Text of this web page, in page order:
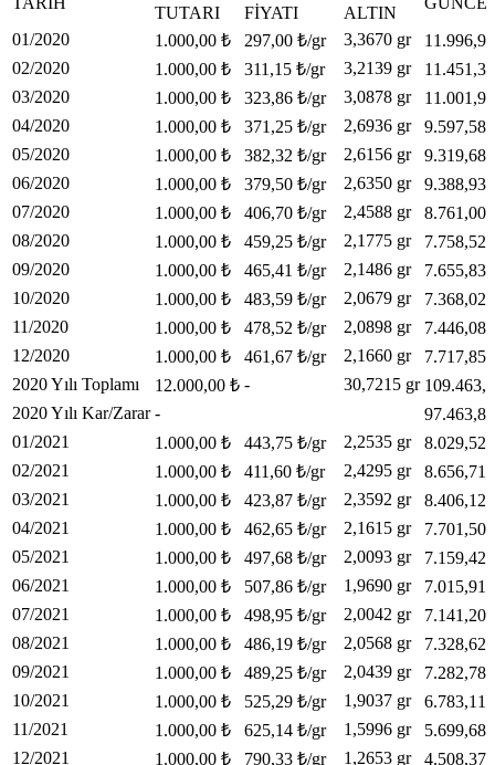
TUTARI
FIYATI
ALTIN
01/2020
1.000,00 ₺ 297,00 ₺/gr 3,3670 gr
02/2020
1.000,00 ₺ 311,15 ₺/gr 3,2139 gr
03/2020
1.000,00 ₺ 323,86 ₺/gr 3,0878 gr
04/2020
1.000,00 ₺ 371,25 ₺/gr 2,6936 gr
9.597,58
05/2020
1.000,00 ₺ 382,32 ₺/gr 2,6156 gr
9.319,68
06/2020
1.000,00 ₺ 379,50 ₺/gr 2,6350 gr
9.388,93
07/2020
1.000,00 ₺ 406,70 ₺/gr 2,4588 gr
8.761,00
08/2020
1.000,00 ₺ 459,25 ₺/gr 2,1775 gr
7.758,52
09/2020
1.000,00 ₺ 465,41 ₺/gr 2,1486 gr
7.655,83
10/2020
1.000,00 ₺ 483,59 ₺/gr 2,0679 gr
7.368,02
11/2020
1.000,00 ₺ 478,52 ₺/gr 2,0898 gr
7.446,08
12/2020
1.000,00 ₺ 461,67 ₺/gr 2,1660 gr
7.717,85
2020 Yılı Toplamı
12.000,00 ₺ - 30,7215 gr
2020 Yılı Kar/Zarar -
01/2021
1.000,00 ₺ 443,75 ₺/gr 2,2535 gr
8.029,52
02/2021
1.000,00 ₺ 411,60 ₺/gr 2,4295 gr
8.656,71
03/2021
1.000,00 ₺ 423,87 ₺/gr 2,3592 gr
8.406,12
04/2021
1.000,00 ₺ 462,65 ₺/gr 2,1615 gr
7.701,50
05/2021
1.000,00 ₺ 497,68 ₺/gr 2,0093 gr
7.159,42
06/2021
1.000,00 ₺ 507,86 ₺/gr 1,9690 gr
7.015,91
07/2021
1.000,00 ₺ 498,95 ₺/gr 2,0042 gr
7.141,20
08/2021
1.000,00 ₺ 486,19 ₺/gr 2,0568 gr
7.328,62
09/2021
1.000,00 ₺ 489,25 ₺/gr 2,0439 gr
7.282,78
10/2021
1.000,00 ₺ 525,29 ₺/gr 1,9037 gr
6.783,11
11/2021
1.000,00 ₺ 625,14 ₺/gr 1,5996 gr
5.699,68
12/2021
1.000,00 ₺ 790,33 ₺/gr 1,2653 gr
4.508,37